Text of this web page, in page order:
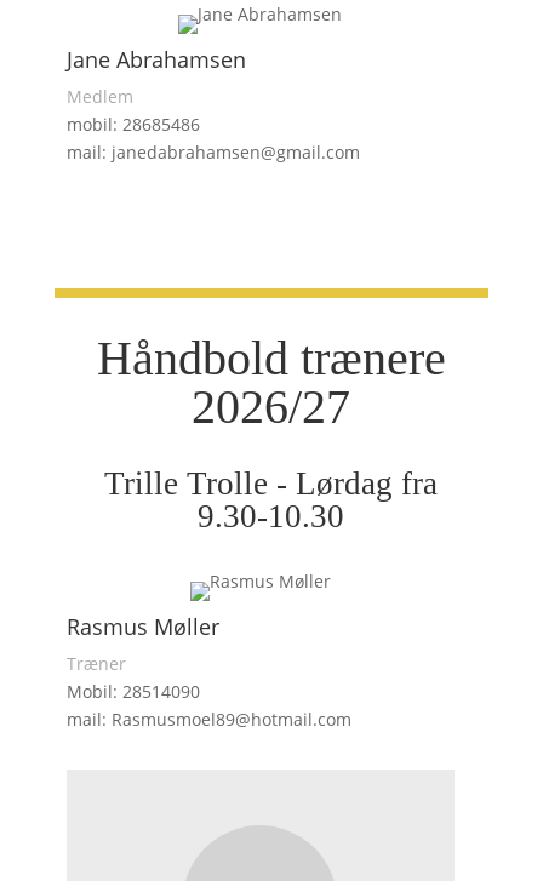
Jane Abrahamsen
Medlem
mobil: 28685486
mail: janedabrahamsen@gmail.com
Håndbold trænere
2026/27
Trille Trolle - Lørdag fra
9.30-10.30
Rasmus Møller
Træner
Mobil: 28514090
mail: Rasmusmoel89@hotmail.com